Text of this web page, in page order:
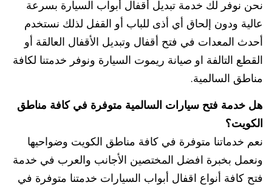
نحن نوفر لك خدمة تبديل أقفال أبواب السيارة بسرعة
عالية ودون إلحاق أي أذى للباب أو القفل لذلك نستخدم
أحدث المعدات في فتح أقفال وتبديل الأقفال العالقة أو
القطع التالفة او صيانة ريموت السيارة ونوفر خدمتنا لكافة
مناطق السالمية.
هل خدمة فتح سيارات السالمية متوفرة في كافة مناطق
الكويت؟
نعم خدماتنا متوفرة في كافة مناطق الكويت وضواحيها
ونعمل بخبرة افضل المختصين الأجانب والعرب في خدمة
فتح كافة أنواع اقفال أبواب السيارات خدمتنا متوفرة في